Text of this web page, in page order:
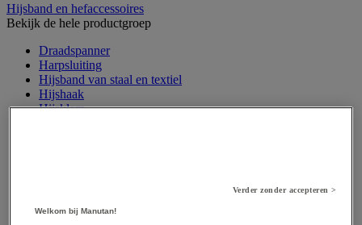
Hijsband en hefaccessoires
Bekijk de hele productgroep
Draadspanner
Harpsluiting
Hijsband van staal en textiel
Hijshaak
Hijsklem
Stalen ketting
Verder zonder accepteren >
Welkom bij Manutan!